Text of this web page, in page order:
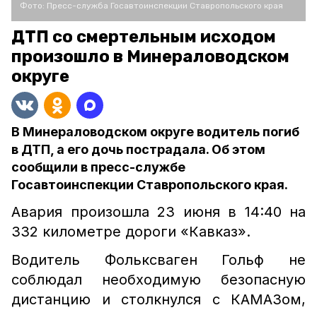
Фото: Пресс-служба Госавтоинспекции Ставропольского края
ДТП со смертельным исходом
произошло в Минераловодском
округе
В Минераловодском округе водитель погиб
в ДТП, а его дочь пострадала. Об этом
сообщили в пресс-службе
Госавтоинспекции Ставропольского края.
Авария произошла 23 июня в 14:40 на
332 километре дороги «Кавказ».
Водитель Фольксваген Гольф не
соблюдал необходимую безопасную
дистанцию и столкнулся с КАМАЗом,